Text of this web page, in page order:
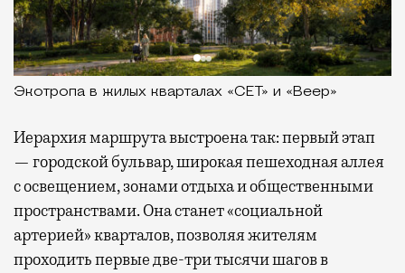
Экотропа в жилых кварталах «СЕТ» и «Веер»
Иерархия маршрута выстроена так: первый этап
— городской бульвар, широкая пешеходная аллея
с освещением, зонами отдыха и общественными
пространствами. Она станет «социальной
артерией» кварталов, позволяя жителям
проходить первые две-три тысячи шагов в